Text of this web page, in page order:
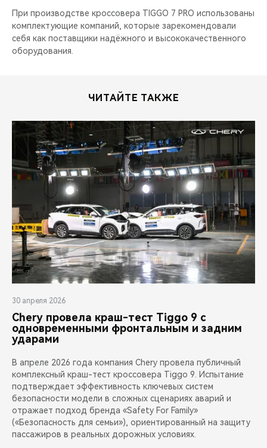
НАШИ МЕРОПРИЯТИЯ
При производстве кроссовера TIGGO 7 PRO использованы
комплектующие компаний, которые зарекомендовали
себя как поставщики надёжного и высококачественного
оборудования.
ЧИТАЙТЕ ТАКЖЕ
30 апреля 2026
Chery провела краш-тест Tiggo 9 с
одновременными фронтальным и задним
ударами
В апреле 2026 года компания Chery провела публичный
комплексный краш-тест кроссовера Tiggo 9. Испытание
подтверждает эффективность ключевых систем
безопасности модели в сложных сценариях аварий и
отражает подход бренда «Safety For Family»
(«Безопасность для семьи»), ориентированный на защиту
пассажиров в реальных дорожных условиях.